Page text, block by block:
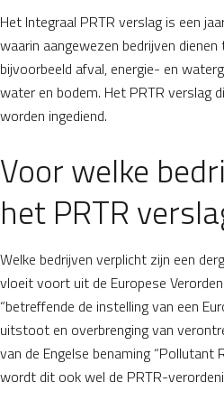
Het Integraal PRTR verslag is een
waarin aangewezen bedrijven
bijvoorbeeld afval, energie- en
water en bodem. Het PRTR verslag
worden ingediend.
Voor welke
het PRTR
Welke bedrijven verplicht zijn een
vloeit voort uit de Europese
“betreffende de instelling van een
uitstoot en overbrenging van
van de Engelse benaming “Pollutant
wordt dit ook wel de PRTR-